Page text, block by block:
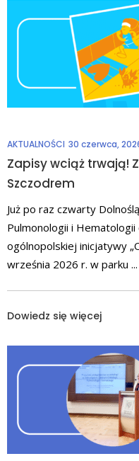
AKTUALNOŚCI 30 czerwca,
Zapisy wciąż trwają!
Szczodrem
Już po raz czwarty
Pulmonologii i
ogólnopolskiej inicjatywy
września 2026 r. w parku
Dowiedz się więcej